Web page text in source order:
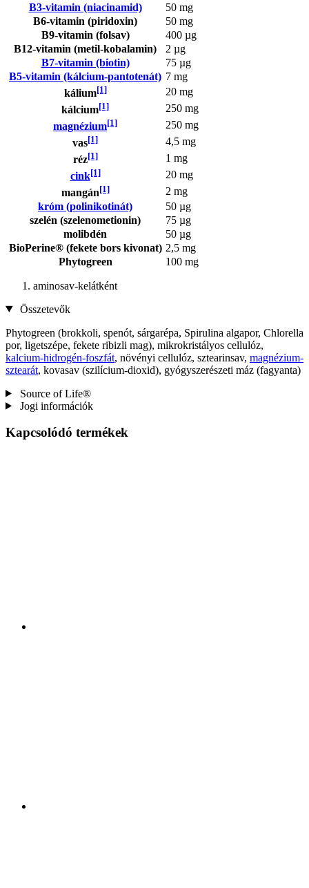
B3-vitamin (niacinamid)
50 mg
B6-vitamin (piridoxin)
50 mg
B9-vitamin (folsav)
400 µg
B12-vitamin (metil-kobalamin)
2 µg
B7-vitamin (biotin)
75 µg
B5-vitamin (kálcium-pantotenát) 7 mg
kálium[1]
20 mg
kálcium[1]
250 mg
magnézium[1]
250 mg
vas[1]
4,5 mg
réz[1]
1 mg
cink[1]
20 mg
mangán[1]
2 mg
króm (polinikotinát)
50 µg
szelén (szelenometionin)
75 µg
molibdén
50 µg
BioPerine® (fekete bors kivonat) 2,5 mg
Phytogreen
100 mg
aminosav-kelátként
Összetevők
Phytogreen (brokkoli, spenót, sárgarépa, Spirulina algapor, Chlorella
por, ligetszépe, fekete ribizli mag), mikrokristályos cellulóz,
kalcium-hidrogén-foszfát, növényi cellulóz, sztearinsav, magnézium-
sztearát, kovasav (szilícium-dioxid), gyógyszerészeti máz (fagyanta)
Source of Life®
Jogi információk
Kapcsolódó termékek